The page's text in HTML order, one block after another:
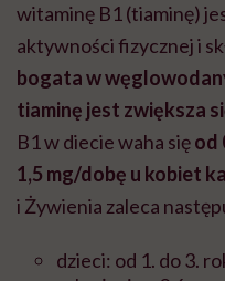
witaminę B1 (tiaminę)
aktywności fizycznej i
bogata w
tiaminę jest zwiększa
B1 w diecie waha sięod
1,5 mg/dobę u kobiet
i Żywienia zaleca
dzieci: od 1. do 3.